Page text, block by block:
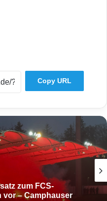
Copy URL
zum FCS-
vor – Camphauser